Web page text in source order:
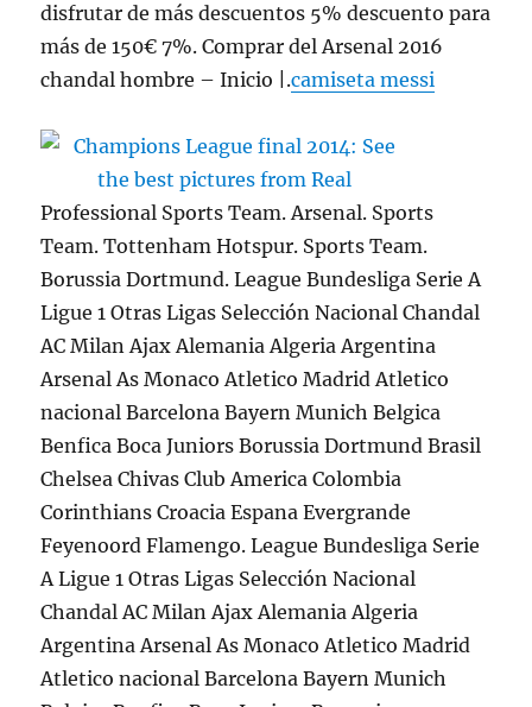
disfrutar de más descuentos 5% descuento para
más de 150€ 7%. Comprar del Arsenal 2016
chandal hombre – Inicio |.camiseta messi
Professional Sports Team. Arsenal. Sports
Team. Tottenham Hotspur. Sports Team.
Borussia Dortmund. League Bundesliga Serie A
Ligue 1 Otras Ligas Selección Nacional Chandal
AC Milan Ajax Alemania Algeria Argentina
Arsenal As Monaco Atletico Madrid Atletico
nacional Barcelona Bayern Munich Belgica
Benfica Boca Juniors Borussia Dortmund Brasil
Chelsea Chivas Club America Colombia
Corinthians Croacia Espana Evergrande
Feyenoord Flamengo. League Bundesliga Serie
A Ligue 1 Otras Ligas Selección Nacional
Chandal AC Milan Ajax Alemania Algeria
Argentina Arsenal As Monaco Atletico Madrid
Atletico nacional Barcelona Bayern Munich